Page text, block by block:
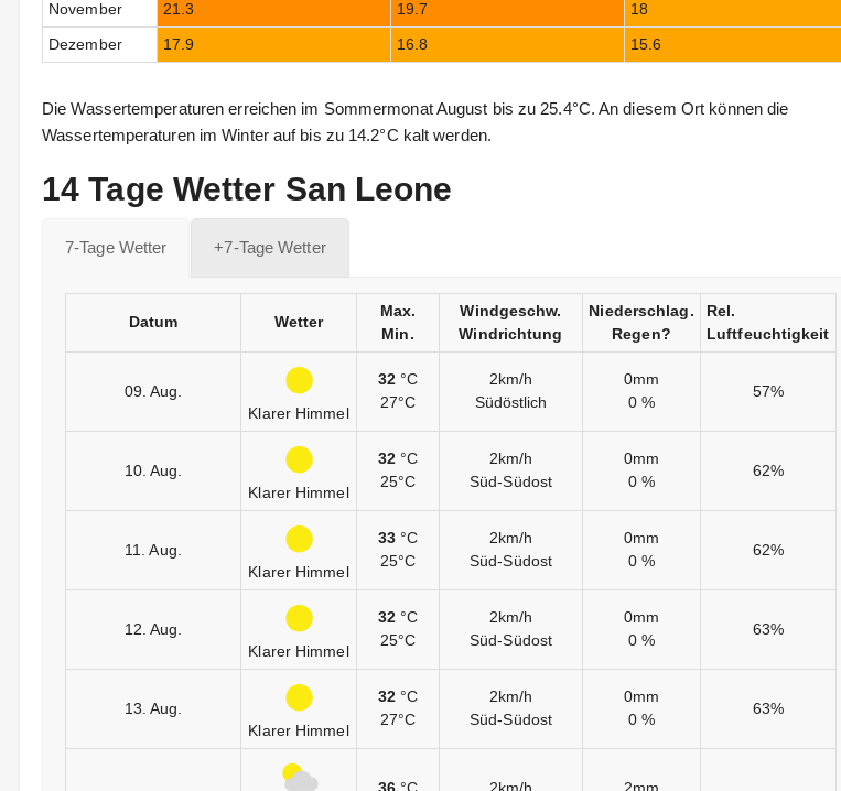
November 21.3 19.7 18
Dezember 17.9 16.8 15.6
Die Wassertemperaturen erreichen im Sommermonat August bis zu 25.4°C. An diesem Ort können die
Wassertemperaturen im Winter auf bis zu 14.2°C kalt werden.
14 Tage Wetter San Leone
7-Tage Wetter +7-Tage Wetter
Datum Wetter
Max.
Min.
Windgeschw.
Windrichtung
Niederschlag.
Regen?
Rel.
Luftfeuchtigkeit
09. Aug.
Klarer Himmel
32 °C
27°C
2km/h
Südöstlich
0mm
0 %
57%
10. Aug.
Klarer Himmel
32 °C
25°C
2km/h
Süd-Südost
0mm
0 %
62%
11. Aug.
Klarer Himmel
33 °C
25°C
2km/h
Süd-Südost
0mm
0 %
62%
12. Aug.
Klarer Himmel
32 °C
25°C
2km/h
Süd-Südost
0mm
0 %
63%
13. Aug.
Klarer Himmel
32 °C
27°C
2km/h
Süd-Südost
0mm
0 %
63%